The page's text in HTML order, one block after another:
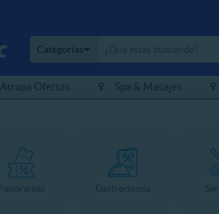
Categorías
Atrapa Ofertas Spa & Masajes